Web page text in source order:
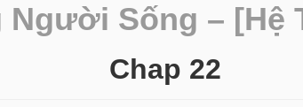
Người Sống – [Hệ
Chap 22